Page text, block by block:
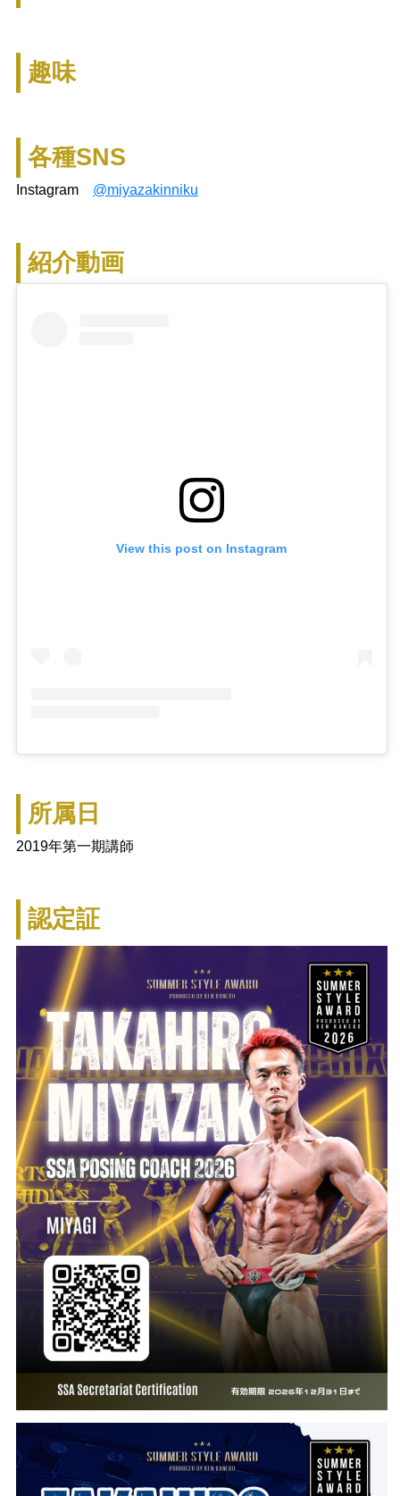
趣味
各種SNS
Instagram @miyazakinniku
紹介動画
View this post on Instagram
所属日
2019年第一期講師
認定証